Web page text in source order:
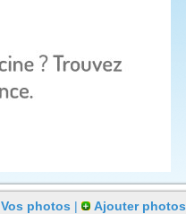
Vos photos | Ajouter photos